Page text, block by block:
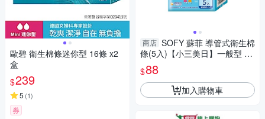
歐碧 衛生棉條迷你型 16條 x2
盒
$239
5 (1)
券
商店 SOFY 蘇菲 導管式衛生棉
條(5入)【小三美日】一般型 D3
71815
$88
加入購物車